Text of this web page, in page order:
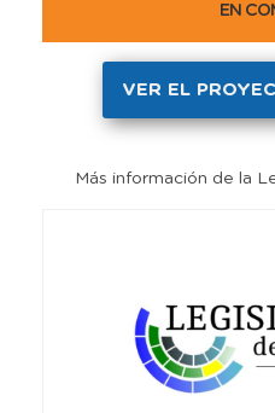
EN
VER EL
Más información de la